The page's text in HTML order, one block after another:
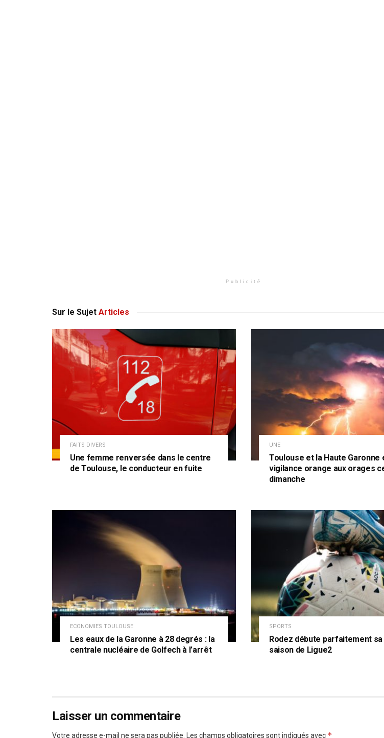
Publicité
Sur le Sujet Articles
FAITS DIVERS
Une femme renversée dans le centre
de Toulouse, le conducteur en fuite
UNE
Toulouse et la Haute Garonne
vigilance orange aux orages
dimanche
ECONOMIES TOULOUSE
Les eaux de la Garonne à 28 degrés : la
centrale nucléaire de Golfech à l’arrêt
SPORTS
Rodez débute parfaitement
saison de Ligue2
Laisser un commentaire
Votre adresse e-mail ne sera pas publiée. Les champs obligatoires sont indiqués avec *